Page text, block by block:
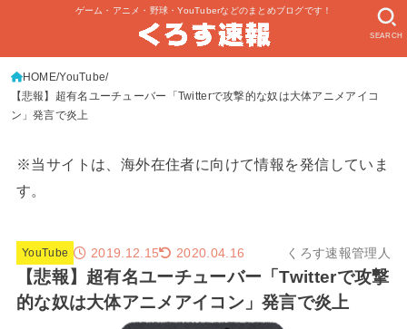
ゲーム・アニメ・野球・YouTuberなどのまとめブログです！
SEARCH
HOME YouTube
【悲報】超有名ユーチューバー「Twitterで攻撃的な奴は大体アニメアイコ
ン」発言で炎上
※当サイトは、海外在住者に向けて情報を発信していま
す。
YouTube 2019.12.15 2020.04.16 くろす速報管理人
【悲報】超有名ユーチューバー「Twitterで攻撃
的な奴は大体アニメアイコン」発言で炎上